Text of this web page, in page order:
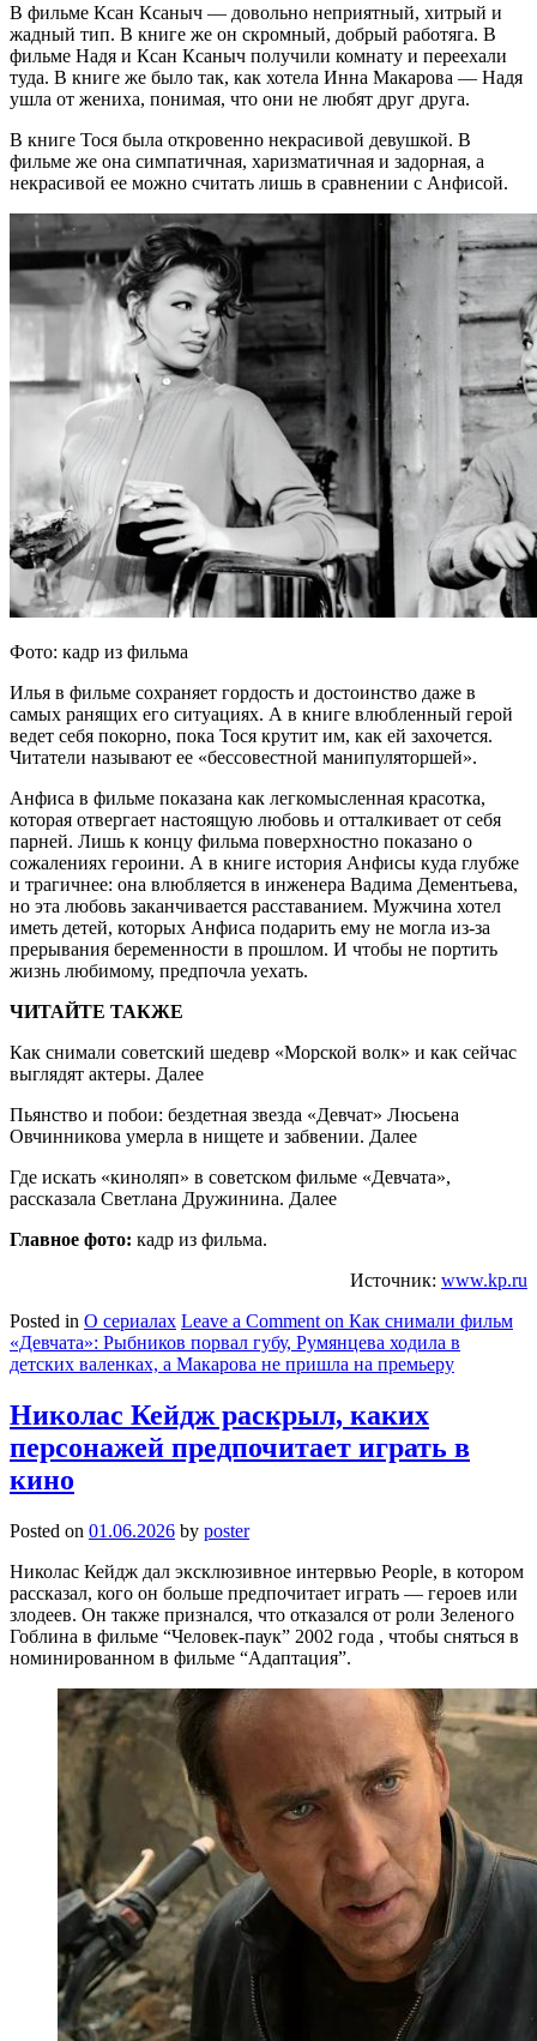
В фильме Ксан Ксаныч — довольно неприятный, хитрый и
жадный тип. В книге же он скромный, добрый работяга. В
фильме Надя и Ксан Ксаныч получили комнату и переехали
туда. В книге же было так, как хотела Инна Макарова — Надя
ушла от жениха, понимая, что они не любят друг друга.
В книге Тося была откровенно некрасивой девушкой. В
фильме же она симпатичная, харизматичная и задорная, а
некрасивой ее можно считать лишь в сравнении с Анфисой.
Фото: кадр из фильма
Илья в фильме сохраняет гордость и достоинство даже в
самых ранящих его ситуациях. А в книге влюбленный герой
ведет себя покорно, пока Тося крутит им, как ей захочется.
Читатели называют ее «бессовестной манипуляторшей».
Анфиса в фильме показана как легкомысленная красотка,
которая отвергает настоящую любовь и отталкивает от себя
парней. Лишь к концу фильма поверхностно показано о
сожалениях героини. А в книге история Анфисы куда глубже
и трагичнее: она влюбляется в инженера Вадима Дементьева,
но эта любовь заканчивается расставанием. Мужчина хотел
иметь детей, которых Анфиса подарить ему не могла из-за
прерывания беременности в прошлом. И чтобы не портить
жизнь любимому, предпочла уехать.
ЧИТАЙТЕ ТАКЖЕ
Как снимали советский шедевр «Морской волк» и как сейчас
выглядят актеры. Далее
Пьянство и побои: бездетная звезда «Девчат» Люсьена
Овчинникова умерла в нищете и забвении. Далее
Где искать «киноляп» в советском фильме «Девчата»,
рассказала Светлана Дружинина. Далее
Главное фото: кадр из фильма.
Источник: www.kp.ru
Posted in О сериалах Leave a Comment on Как снимали фильм
«Девчата»: Рыбников порвал губу, Румянцева ходила в
детских валенках, а Макарова не пришла на премьеру
Николас Кейдж раскрыл, каких
персонажей предпочитает играть в
кино
Posted on 01.06.2026 by poster
Николас Кейдж дал эксклюзивное интервью People, в котором
рассказал, кого он больше предпочитает играть — героев или
злодеев. Он также признался, что отказался от роли Зеленого
Гоблина в фильме “Человек-паук” 2002 года , чтобы сняться в
номинированном в фильме “Адаптация”.